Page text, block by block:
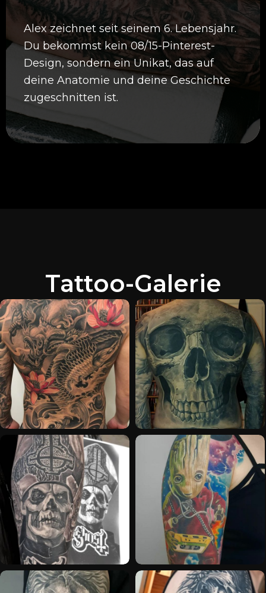
Alex zeichnet seit seinem 6. Lebensjahr.
Du bekommst kein 08/15-Pinterest-
Design, sondern ein Unikat, das auf
deine Anatomie und deine Geschichte
zugeschnitten ist.
Tattoo-Galerie